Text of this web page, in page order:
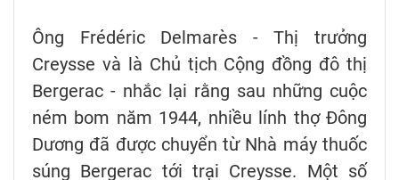
Ông Frédéric Delmarès - Thị trưởng
Creysse và là Chủ tịch Cộng đồng đô thị
Bergerac - nhắc lại rằng sau những cuộc
ném bom năm 1944, nhiều lính thợ Đông
Dương đã được chuyển từ Nhà máy thuốc
súng Bergerac tới trại Creysse. Một số